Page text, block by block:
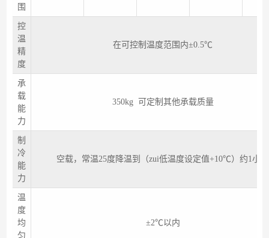
围
控
温
精
度
在可控制温度范围内±0.5℃
承
载
能
力
350kg 可定制其他承载质量
制
冷
能
力
空载，常温25度降温到（zui低温度设定值+10℃）约1小时
温
度
均
匀
±2℃以内